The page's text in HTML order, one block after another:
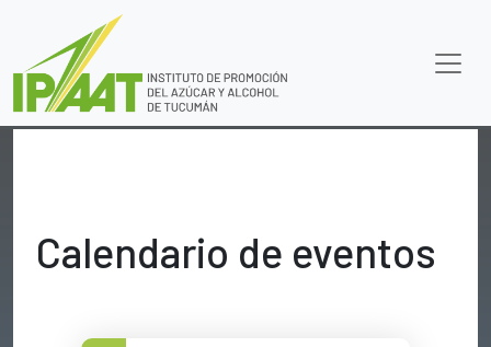
Calendario de eventos